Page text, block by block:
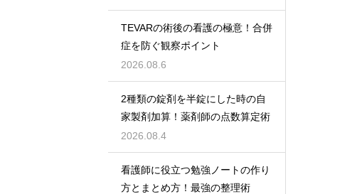
TEVARの術後の看護の極意！合併
症を防ぐ観察ポイント
2026.08.6
2種類の錠剤を半錠にした時の自
家製剤加算！薬剤師の点数算定術
2026.08.4
看護師に役立つ勉強ノートの作り
方とまとめ方！最強の整理術